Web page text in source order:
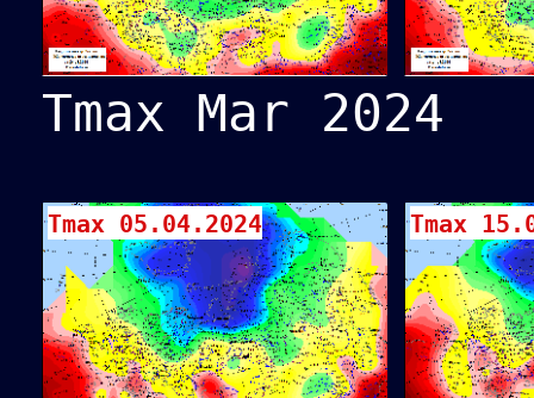
Tmax Mar 2024
Tmax 05.04.2024 Tmax